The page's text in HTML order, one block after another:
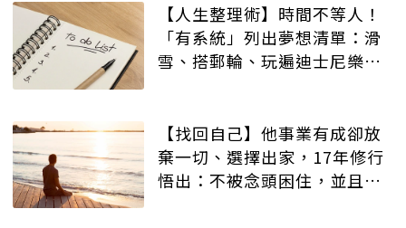
【人生整理術】時間不等人！
「有系統」列出夢想清單：滑
雪、搭郵輪、玩遍迪士尼樂
【找回自己】他事業有成卻放
棄一切、選擇出家，17年修行
悟出：不被念頭困住，並且找